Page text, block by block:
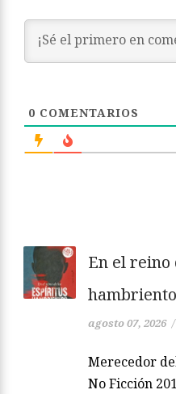
0 COMENTARIOS
En el
agosto 07, 2026 /
Merecedor
No Ficción